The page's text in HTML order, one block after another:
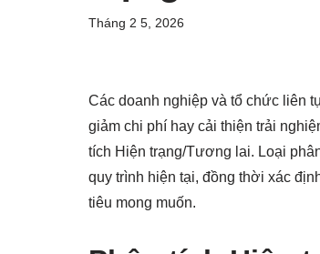
Tháng 2 5, 2026
Các doanh nghiệp và tổ chức liên
giảm chi phí hay cải thiện trải
tích Hiện trạng/Tương lai. Loại
quy trình hiện tại, đồng thời xác
tiêu mong muốn.